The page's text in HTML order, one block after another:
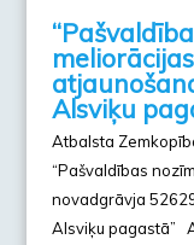
Alsviķu
Atbalsta
“Pašvaldības
novadgrāvja
Alsviķu pagastā”